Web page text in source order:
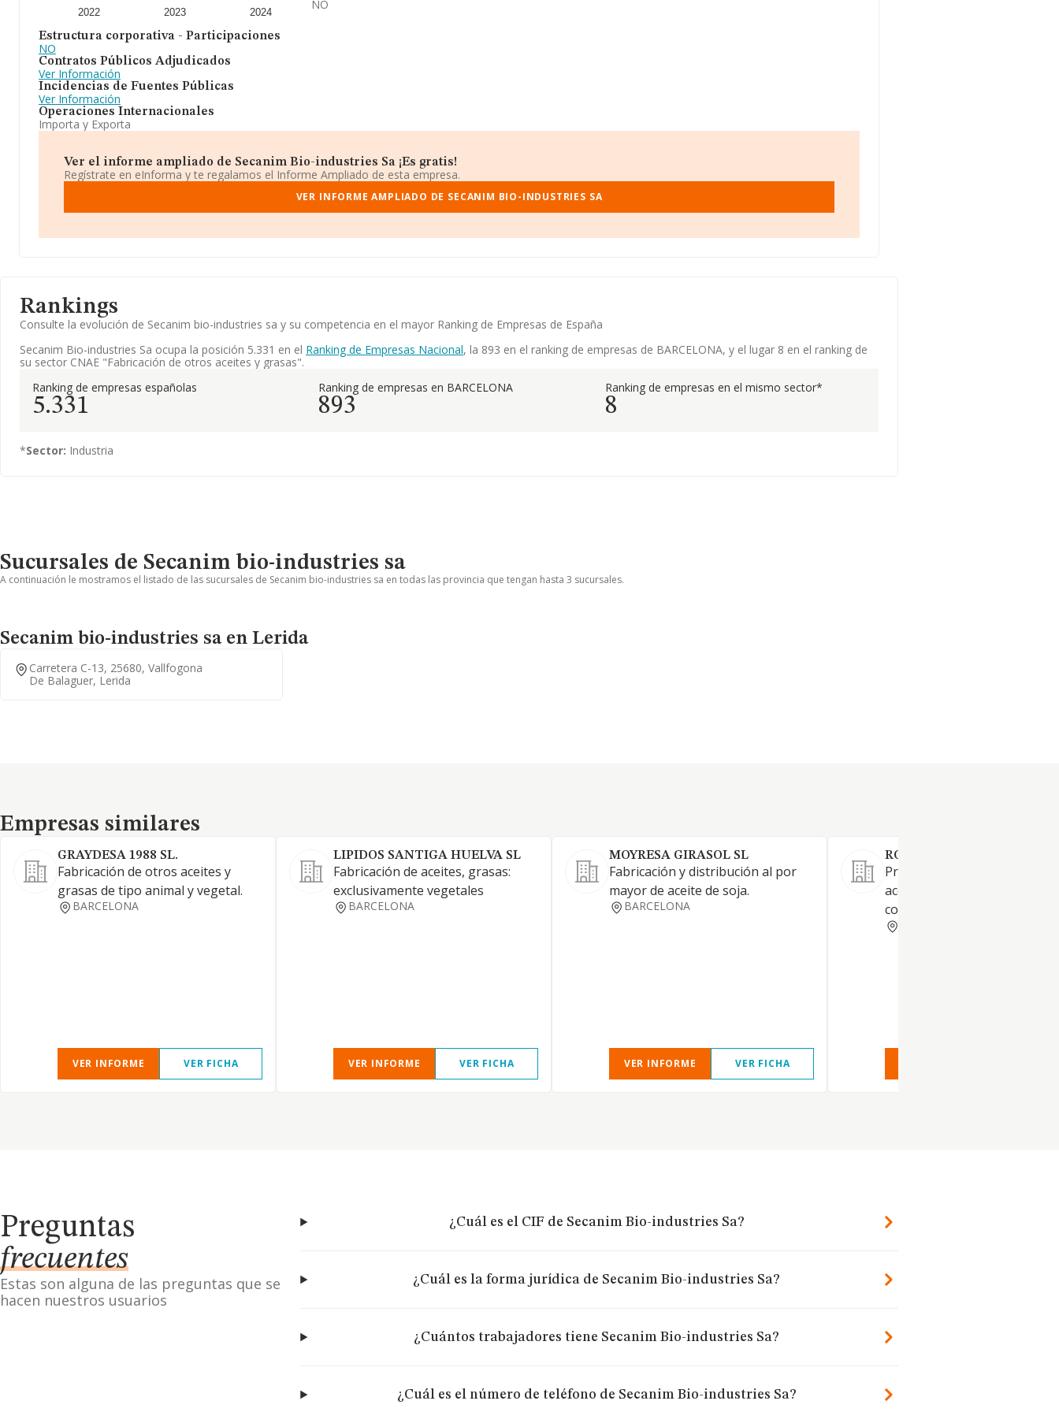
2022 2023 2024
Estructura corporativa - Participaciones
NO
Contratos Públicos Adjudicados
Ver Información
Incidencias de Fuentes Públicas
Ver Información
Operaciones Internacionales
Importa y Exporta
NO
Ver el informe ampliado de Secanim Bio-industries Sa ¡Es gratis!
Regístrate en eInforma y te regalamos el Informe Ampliado de esta empresa.
VER INFORME AMPLIADO DE SECANIM BIO-INDUSTRIES SA
Rankings
Consulte la evolución de Secanim bio-industries sa y su competencia en el mayor Ranking de Empresas de España
Secanim Bio-industries Sa ocupa la posición 5.331 en el Ranking de Empresas Nacional, la 893 en el ranking de empresas de BARCELONA, y el lugar 8 en el ranking de
su sector CNAE "Fabricación de otros aceites y grasas".
Ranking de empresas españolas
5.331
Ranking de empresas en BARCELONA
893
Ranking de empresas en el mismo sector*
8
*Sector: Industria
Sucursales de Secanim bio-industries sa
A continuación le mostramos el listado de las sucursales de Secanim bio-industries sa en todas las provincia que tengan hasta 3 sucursales.
Secanim bio-industries sa en Lerida
Carretera C-13, 25680, Vallfogona
De Balaguer, Lerida
Empresas similares
Empresas similares
GRAYDESA 1988 SL.
Fabricación de otros aceites y
grasas de tipo animal y vegetal.
BARCELONA
VER INFORME VER FICHA
LIPIDOS SANTIGA HUELVA SL
Fabricación de aceites, grasas:
exclusivamente vegetales
BARCELONA
VER INFORME VER FICHA
MOYRESA GIRASOL SL
Fabricación y distribución al por
mayor de aceite de soja.
BARCELONA
VER INFORME VER FICHA
ROVIROLI SL.
Producción y
aceites y grasas de semillas
colza y girasol
Preguntas
frecuentes
Estas son alguna de las preguntas que se
hacen nuestros usuarios
¿Cuál es el CIF de Secanim Bio-industries Sa?
¿Cuál es la forma jurídica de Secanim Bio-industries Sa?
¿Cuántos trabajadores tiene Secanim Bio-industries Sa?
¿Cuál es el número de teléfono de Secanim Bio-industries Sa?